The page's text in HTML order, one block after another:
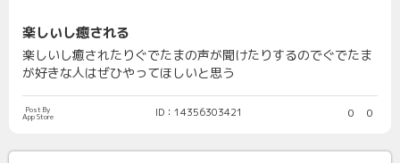
楽しいし癒される
楽しいし癒されたりぐでたまの声が聞けたりするのでぐでたま
が好きな人はぜひやってほしいと思う
Post By
App Store ID：14356303421 0 0